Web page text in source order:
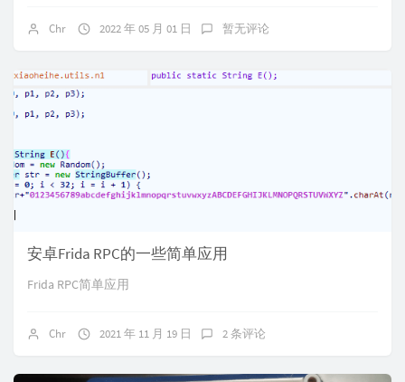
Chr 2022 年 05 月 01 日 暂无评论
安卓Frida RPC的一些简单应用
Frida RPC简单应用
Chr 2021 年 11 月 19 日 2 条评论